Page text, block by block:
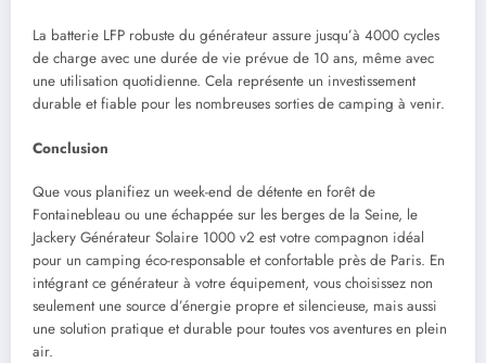
La batterie LFP robuste du générateur assure jusqu’à 4000 cycles
de charge avec une durée de vie prévue de 10 ans, même avec
une utilisation quotidienne. Cela représente un investissement
durable et fiable pour les nombreuses sorties de camping à venir.
Conclusion
Que vous planifiez un week-end de détente en forêt de
Fontainebleau ou une échappée sur les berges de la Seine, le
Jackery Générateur Solaire 1000 v2 est votre compagnon idéal
pour un camping éco-responsable et confortable près de Paris. En
intégrant ce générateur à votre équipement, vous choisissez non
seulement une source d’énergie propre et silencieuse, mais aussi
une solution pratique et durable pour toutes vos aventures en plein
air.